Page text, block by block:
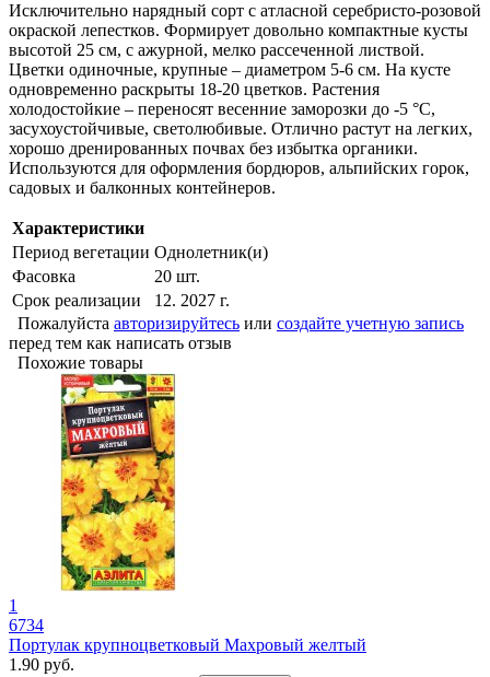
Исключительно нарядный сорт с атласной серебристо-розовой
окраской лепестков. Формирует довольно компактные кусты
высотой 25 см, с ажурной, мелко рассеченной листвой.
Цветки одиночные, крупные – диаметром 5-6 см. На кусте
одновременно раскрыты 18-20 цветков. Растения
холодостойкие – переносят весенние заморозки до -5 °С,
засухоустойчивые, светолюбивые. Отлично растут на легких,
хорошо дренированных почвах без избытка органики.
Используются для оформления бордюров, альпийских горок,
садовых и балконных контейнеров.
Характеристики
Период вегетации Однолетник(и)
Фасовка
20 шт.
Срок реализации
12. 2027 г.
Пожалуйста авторизируйтесь или создайте учетную запись
перед тем как написать отзыв
Похожие товары
1
6734
Портулак крупноцветковый Махровый желтый
1.90 руб.